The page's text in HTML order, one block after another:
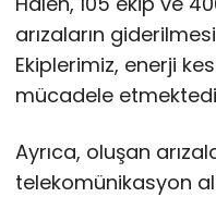
arızaların
Ekiplerimiz, enerji
mücadele
Ayrıca, oluşan
telekomünikasyon